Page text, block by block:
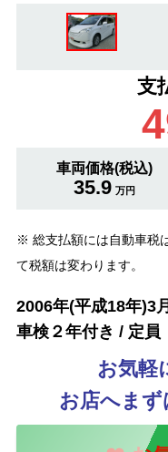
支
車両価格(税込)
35.9 万円
※ 総支払額には自動車税
て税額は変わります。
2006年(平成18年)3
車検２年付き / 定員
お気軽
お店へまず